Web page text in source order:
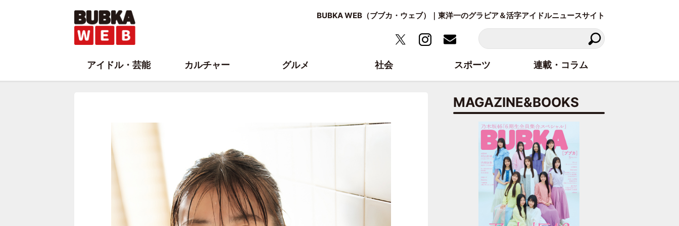
BUBKA WEB（ブブカ・ウェブ）｜東洋一のグラビア＆活字アイドルニュースサイト
MAGAZINE&BOOKS
アイドル・芸能 カルチャー グルメ 社会 スポーツ 連載・コラム